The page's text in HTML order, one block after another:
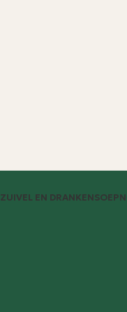
ZUIVEL EN DRANKENSOEP